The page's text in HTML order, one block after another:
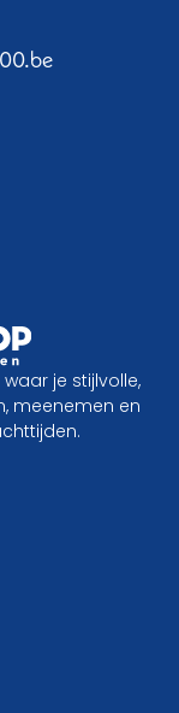
je stijlvolle,
meenemen en